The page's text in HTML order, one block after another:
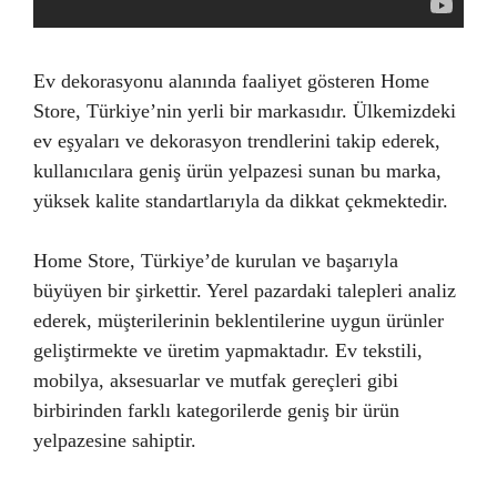
Ev dekorasyonu alanında faaliyet gösteren Home
Store, Türkiye’nin yerli bir markasıdır. Ülkemizdeki
ev eşyaları ve dekorasyon trendlerini takip ederek,
kullanıcılara geniş ürün yelpazesi sunan bu marka,
yüksek kalite standartlarıyla da dikkat çekmektedir.
Home Store, Türkiye’de kurulan ve başarıyla
büyüyen bir şirkettir. Yerel pazardaki talepleri analiz
ederek, müşterilerinin beklentilerine uygun ürünler
geliştirmekte ve üretim yapmaktadır. Ev tekstili,
mobilya, aksesuarlar ve mutfak gereçleri gibi
birbirinden farklı kategorilerde geniş bir ürün
yelpazesine sahiptir.